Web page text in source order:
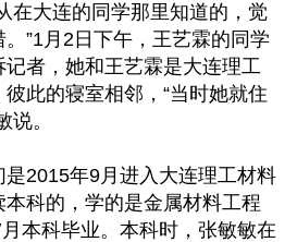
在大连的同学那里知道的，觉
”1月2日下午，王艺霖的同学
者，她和王艺霖是大连理工
此的寝室相邻，“当时她就住
说。
2015年9月进入大连理工材料
科的，学的是金属材料工程
本科毕业。本科时，张敏敏在